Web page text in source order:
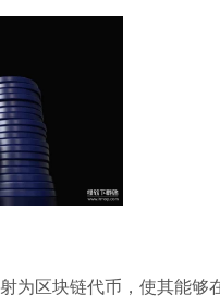
为区块链代币，使其能够